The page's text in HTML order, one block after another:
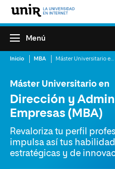
Menú
Inicio MBA
Máster Universitario en
Dirección y
Empresas (MBA)
Revaloriza tu perfil
impulsa así tus
estratégicas y de